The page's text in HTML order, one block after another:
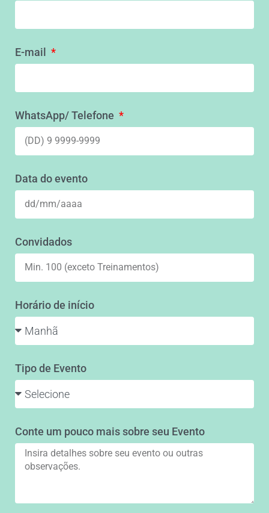
E-mail
WhatsApp/ Telefone
Data do evento
Convidados
Horário de início
Tipo de Evento
Conte um pouco mais sobre seu Evento